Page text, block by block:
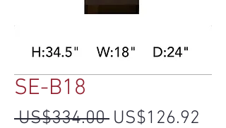
SE-B18
US$334.00 一般價格
US$126.92